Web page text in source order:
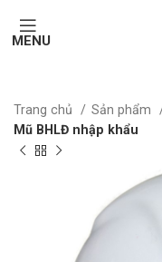
MENU
Trang chủ Sản phẩm
Mũ BHLĐ nhập khẩu